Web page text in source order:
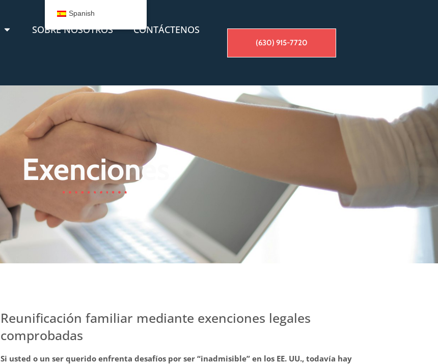
SOBRE NOSOTROS CONTÁCTENOS
(630) 915-7720
Exenciones
Reunificación familiar mediante exenciones legales
comprobadas
Si usted o un ser querido enfrenta desafíos por ser “inadmisible” en los EE. UU., todavía hay
Spanish